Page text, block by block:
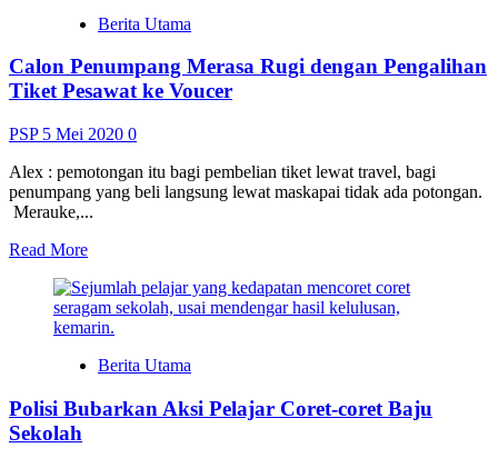
Kunjung
Warga
Areal
Mandobo
Ancam
Buat
Jalan
Darurat
Berita Utama
Calon Penumpang Merasa Rugi dengan Pengalihan
Tiket Pesawat ke Voucer
PSP 5 Mei 2020 0
Alex : pemotongan itu bagi pembelian tiket lewat travel, bagi
penumpang yang beli langsung lewat maskapai tidak ada potongan.
Merauke,...
Read MoreRead
about
Calon
Penumpang
Rugi
Pengalihan
Berita Utama
Polisi Bubarkan Aksi Pelajar Coret-coret Baju
Sekolah